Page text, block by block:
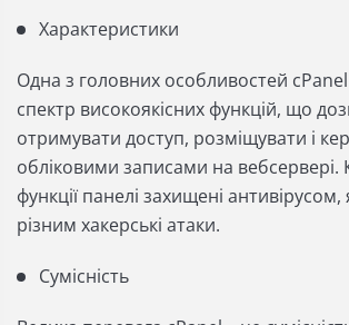
Характеристики
Одна з головних особливостей
спектр високоякісних функцій, що
отримувати доступ, розміщувати і
обліковими записами на вебсервері.
функції панелі захищені антивірусом,
різним хакерські атаки.
Сумісність